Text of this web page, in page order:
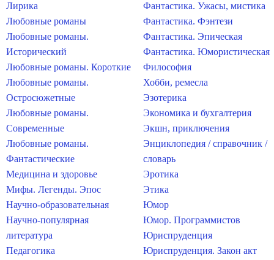
Лирика
Любовные романы
Любовные романы.
Исторический
Любовные романы. Короткие
Любовные романы.
Остросюжетные
Любовные романы.
Современные
Любовные романы.
Фантастические
Медицина и здоровье
Мифы. Легенды. Эпос
Научно-образовательная
Научно-популярная
литература
Педагогика
Фантастика. Ужасы, мистика
Фантастика. Фэнтези
Фантастика. Эпическая
Фантастика. Юмористическая
Философия
Хобби, ремесла
Эзотерика
Экономика и бухгалтерия
Экшн, приключения
Энциклопедия / справочник /
словарь
Эротика
Этика
Юмор
Юмор. Программистов
Юриспруденция
Юриспруденция. Закон акт